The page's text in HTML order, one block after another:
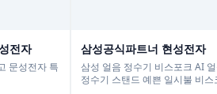
전자
문성전자 특
삼성공식파트너 현성전자
삼성 얼음 정수기 비스포크 AI
정수기 스탠드 예쁜 일시불 비스